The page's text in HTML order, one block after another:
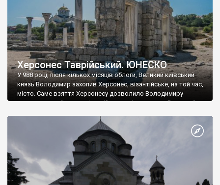
Херсонес Таврійський. ЮНЕСКО
У 988 році, після кількох місяців облоги, Великий київський
князь Володимир захопив Херсонес, візантійське, на той час,
місто. Саме взяття Херсонесу дозволило Володимиру
диктувати свої умови візантійському імператору Василю ІІ, та
Херсонесі Володимир-язичник, став Василем-християнином.
А потім було Хрещення Русі. На честь Херсонесу Таврійського